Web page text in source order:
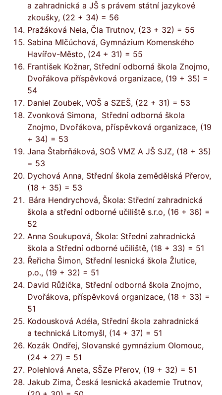
a zahradnická a JŠ s právem státní jazykové
zkoušky, (22 + 34) = 56
Pražáková Nela, Čla Trutnov, (23 + 32) = 55
Sabina Mlčúchová, Gymnázium Komenského
Havířov-Město, (24 + 31) = 55
František Kožnar, Střední odborná škola Znojmo,
Dvořákova příspěvková organizace, (19 + 35) =
54
Daniel Zoubek, VOŠ a SZEŠ, (22 + 31) = 53
Zvonková Simona, Střední odborná škola
Znojmo, Dvořákova, příspěvková organizace, (19
+ 34) = 53
Jana Štabrňáková, SOŠ VMZ A JŠ SJZ, (18 + 35)
= 53
Dychová Anna, Střední škola zemědělská Přerov,
(18 + 35) = 53
Bára Hendrychová, Škola: Střední zahradnická
škola a střední odborné učiliště s.r.o, (16 + 36) =
52
Anna Soukupová, Škola: Střední zahradnická
škola a Střední odborné učiliště, (18 + 33) = 51
Řeřicha Šimon, Střední lesnická škola Žlutice,
p.o., (19 + 32) = 51
David Růžička, Střední odborná škola Znojmo,
Dvořákova, příspěvková organizace, (18 + 33) =
51
Kodousková Adéla, Střední škola zahradnická
a technická Litomyšl, (14 + 37) = 51
Kozák Ondřej, Slovanské gymnázium Olomouc,
(24 + 27) = 51
Polehlová Aneta, SŠZe Přerov, (19 + 32) = 51
Jakub Zima, Česká lesnická akademie Trutnov,